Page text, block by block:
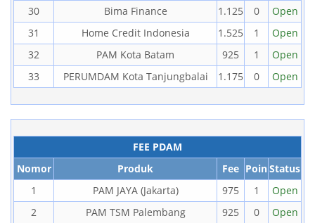
30 Bima Finance 1.125 0
Open
31
Home Credit Indonesia 1.525 1
Open
32
PAM Kota Batam 925 1
Open
33
PERUMDAM Kota Tanjungbalai 1.175 0 Open
FEE PDAM
Nomor
Produk Fee PoinStatus
1
PAM JAYA (Jakarta) 975 1
Open
2
PAM TSM Palembang 925 0
Open